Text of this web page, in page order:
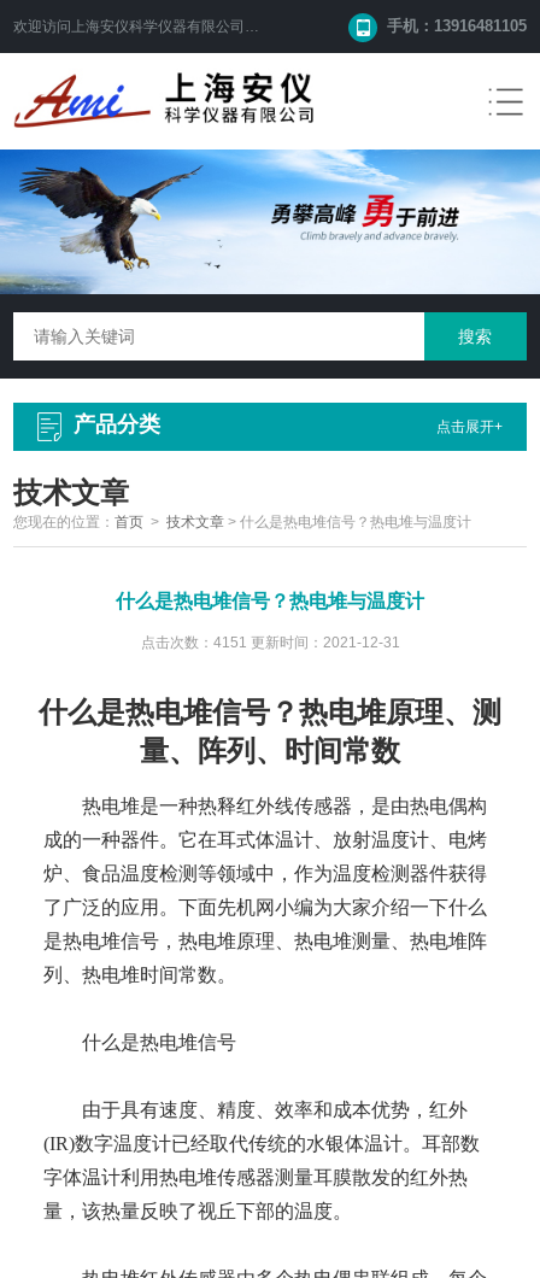
欢迎访问 上海安仪科学仪器有限公司 网站！ 手机：13916481105
产品分类 点击展开+
技术文章
您现在的位置：首页 >技术文章 >什么是热电堆信号？热电堆与温度计
什么是热电堆信号？热电堆与温度计
点击次数：4151 更新时间：2021-12-31
什么是热电堆信号？热电堆原理、测
量、阵列、时间常数
热电堆是一种热释红外线传感器，是由热电偶构
成的一种器件。它在耳式体温计、放射温度计、电烤
炉、食品温度检测等领域中，作为温度检测器件获得
了广泛的应用。下面先机网小编为大家介绍一下什么
是热电堆信号，热电堆原理、热电堆测量、热电堆阵
列、热电堆时间常数。
什么是热电堆信号
由于具有速度、精度、效率和成本优势，红外
(IR)数字温度计已经取代传统的水银体温计。耳部数
字体温计利用热电堆传感器测量耳膜散发的红外热
量，该热量反映了视丘下部的温度。